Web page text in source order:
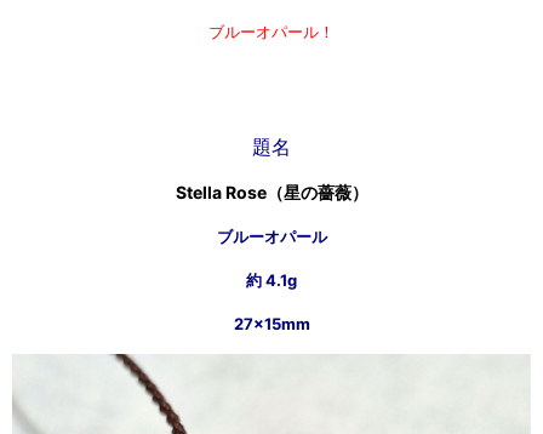
ブルーオパール！
題名
Stella Rose（星の薔薇）
ブルーオパール
約 4.1g
27×15mm